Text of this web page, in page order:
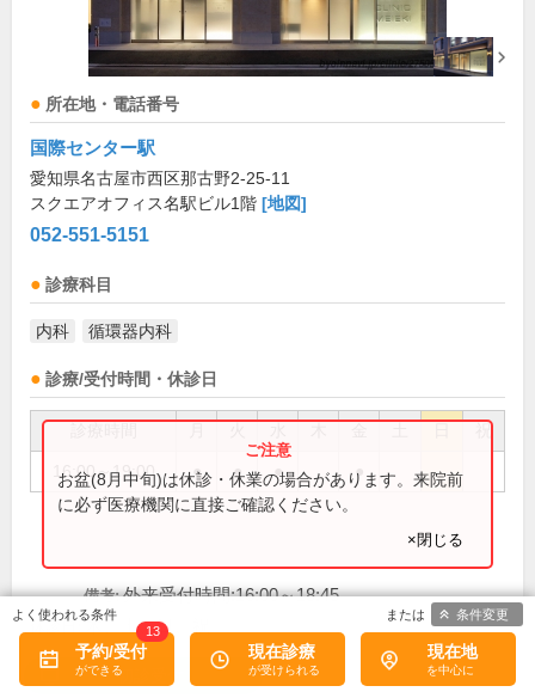
所在地・電話番号
国際センター駅
愛知県名古屋市西区那古野2-25-11
スクエアオフィス名駅ビル1階 [地図]
052-551-5151
診療科目
内科 循環器内科
診療/受付時間・休診日
祝
16:00～19:00 ● ● ● ●
お盆(8月中旬)は休診・休業の場合があります。来院前
に必ず医療機関に直接ご確認ください。
×閉じる
備考: 外来受付時間:16:00～18:45
休診日: 木、土、日、祝
初診受付
予約/受付
13
現在診療 現在地
条件変更